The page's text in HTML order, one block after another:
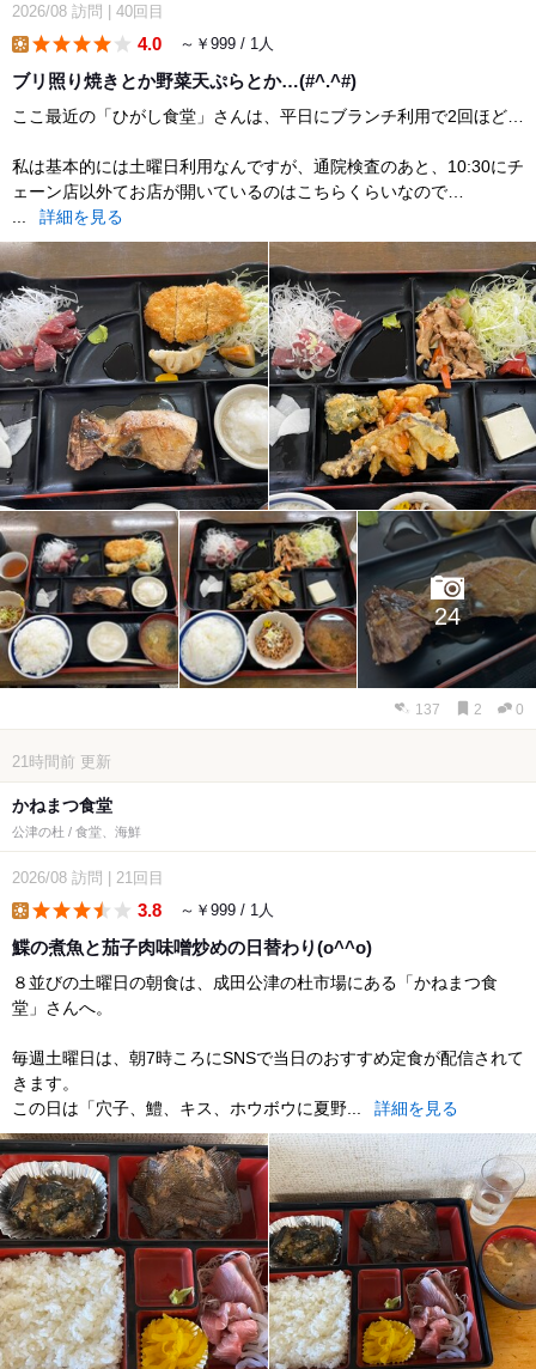
2026/08 訪問 40回目
4.0 ～￥999 / 1人
ブリ照り焼きとか野菜天ぷらとか…(#^.^#)
ここ最近の「ひがし食堂」さんは、平日にブランチ利用で2回ほど…
私は基本的には土曜日利用なんですが、通院検査のあと、10:30にチ
ェーン店以外てお店が開いているのはこちらくらいなので…
詳細を見る
24
137 2 0
21時間前 更新
かねまつ食堂
公津の杜 / 食堂、海鮮
2026/08 訪問 21回目
3.8 ～￥999 / 1人
鰈の煮魚と茄子肉味噌炒めの日替わり(o^^o)
８並びの土曜日の朝食は、成田公津の杜市場にある「かねまつ食
堂」さんへ。
毎週土曜日は、朝7時ころにSNSで当日のおすすめ定食が配信されて
きます。
この日は「穴子、鱧、キス、ホウボウに夏野...
詳細を見る